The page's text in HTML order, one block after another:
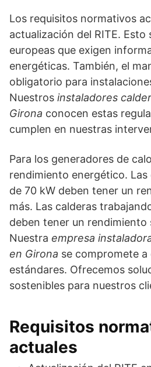
Los requisitos normativos
actualización del RITE. Esto
europeas que exigen
energéticas. También, el
obligatorio para
Nuestros instaladores
Girona conocen estas
cumplen en nuestras
Para los generadores de
rendimiento energético. Las
de 70 kW deben tener un
más. Las calderas
deben tener un rendimiento
Nuestra empresa
en Girona se compromete
estándares. Ofrecemos
sostenibles para nuestros
Requisitos
actuales